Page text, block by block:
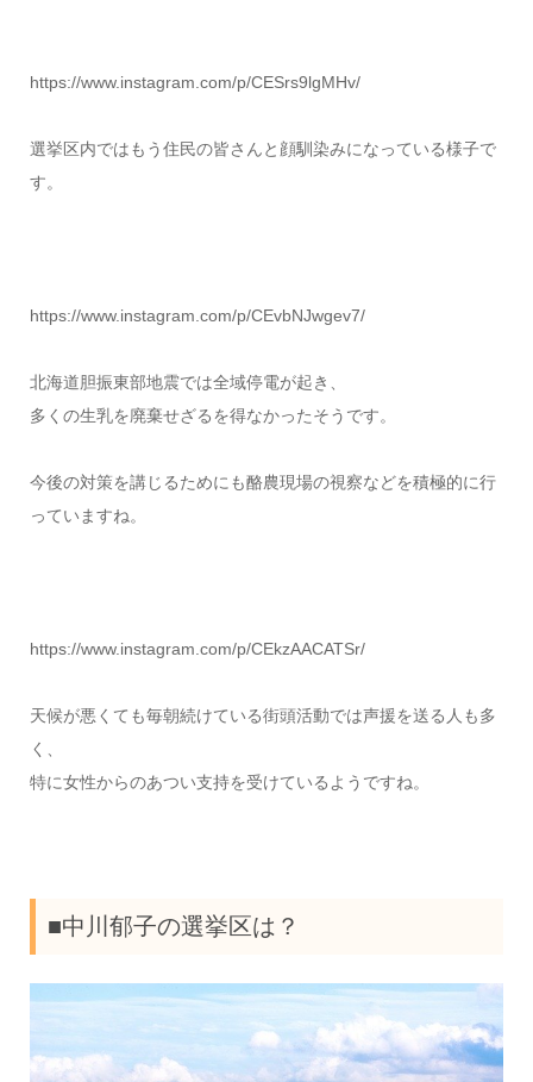
https://www.instagram.com/p/CESrs9lgMHv/
選挙区内ではもう住民の皆さんと顔馴染みになっている様子で
す。
https://www.instagram.com/p/CEvbNJwgev7/
北海道胆振東部地震では全域停電が起き、
多くの生乳を廃棄せざるを得なかったそうです。
今後の対策を講じるためにも酪農現場の視察などを積極的に行
っていますね。
https://www.instagram.com/p/CEkzAACATSr/
天候が悪くても毎朝続けている街頭活動では声援を送る人も多
く、
特に女性からのあつい支持を受けているようですね。
■中川郁子の選挙区は？